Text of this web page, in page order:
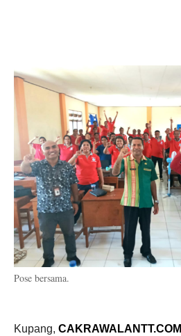
Pose bersama.
Kupang, CAKRAWALANTT.COM